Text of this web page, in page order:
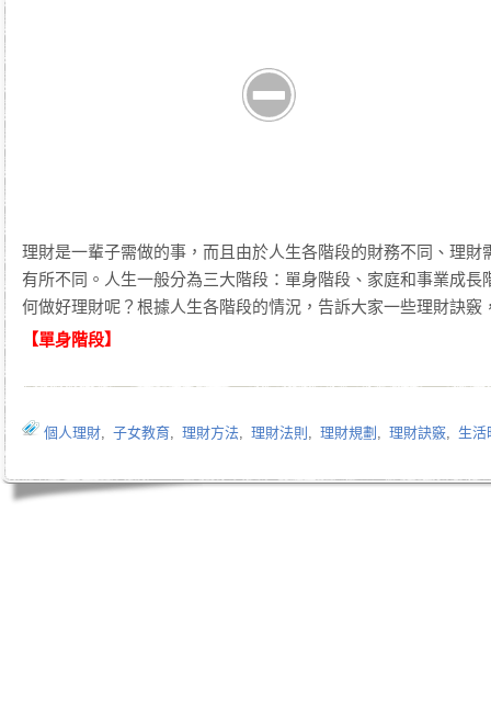
理財是一輩子需做的事，而且由於人生各階段的財務不同、理
有所不同。人生一般分為三大階段：單身階段、家庭和事業成
何做好理財呢？根據人生各階段的情況，告訴大家一些理財訣竅
【單身階段】
個人理財, 子女教育, 理財方法, 理財法則 , 理財規劃 , 理財訣竅, 生活